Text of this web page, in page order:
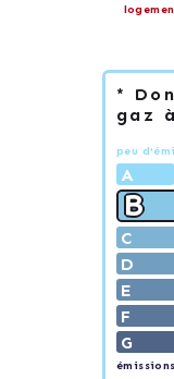
*
gaz
peu
A
B
C
D
E
F
G